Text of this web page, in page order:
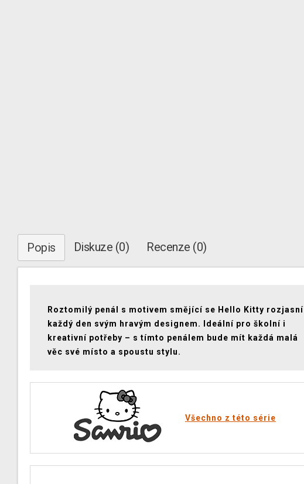
Popis Diskuze (0) Recenze (0)
Roztomilý penál s motivem smějící se Hello Kitty rozjasní
každý den svým hravým designem. Ideální pro školní i
kreativní potřeby – s tímto penálem bude mít každá malá
věc své místo a spoustu stylu.
Všechno z této série